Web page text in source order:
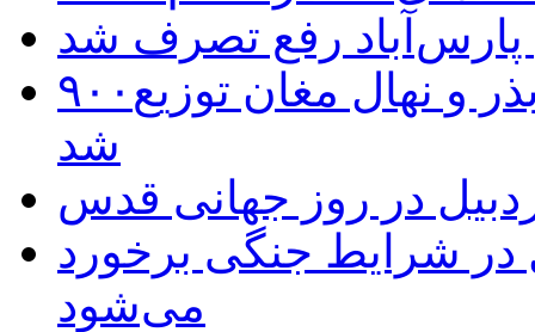
پارس‌آباد رفع تصرف شد
۹۰۰هزار اصله نهال توسط ایستگاه بذر و نهال مغان توزیع
شد
در روز جهانی قدس
در شرایط جنگی برخورد
می‌شود